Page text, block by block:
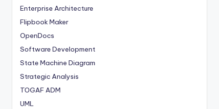
Enterprise Architecture
Flipbook Maker
OpenDocs
Software Development
State Machine Diagram
Strategic Analysis
TOGAF ADM
UML